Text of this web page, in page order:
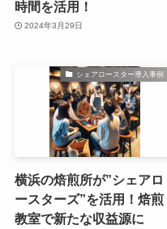
時間を活用！
2024年3月29日
シェアロースター導入事例
横浜の焙煎所が”シェアロ
ースターズ”を活用！焙煎
教室で新たな収益源に